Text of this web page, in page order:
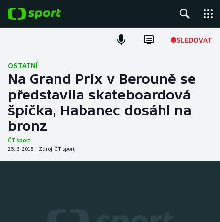
SLEDOVAT
Fotbal
Hokej
Tenis
Atletika
OSTATNÍ
Na Grand Prix v Berouně se
představila skateboardová
špička, Habanec dosáhl na
bronz
ČT sport
25. 6. 2018 | Zdroj: ČT sport